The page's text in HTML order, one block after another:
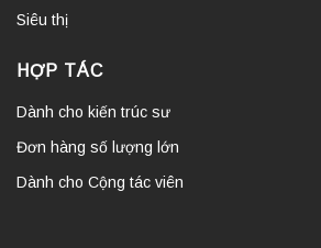
Siêu thị
HỢP TÁC
Dành cho kiến trúc sư
Đơn hàng số lượng lớn
Dành cho Cộng tác viên